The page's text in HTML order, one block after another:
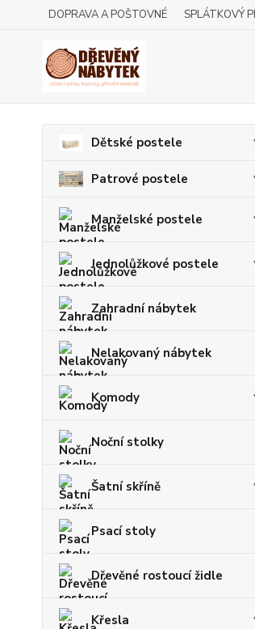
DOPRAVA A POŠTOVNÉ SPLÁTKOVÝ
Dětské postele
Patrové postele
Manželské postele
Jednolůžkové postele
Zahradní nábytek
Nelakovaný nábytek
Komody
Noční stolky
Šatní skříně
Psací stoly
Dřevěné rostoucí židle
Křesla